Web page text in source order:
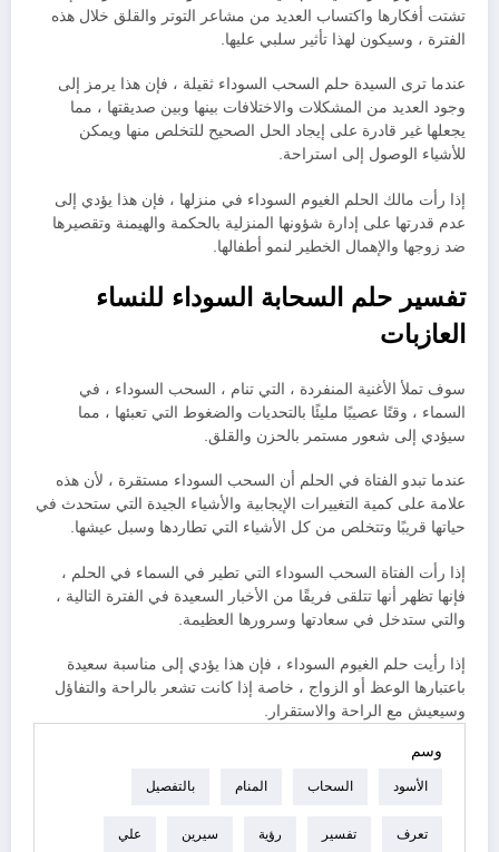
تشتت أفكارها واكتساب العديد من مشاعر التوتر والقلق خلال هذه
الفترة ، وسيكون لهذا تأثير سلبي عليها.
عندما ترى السيدة حلم السحب السوداء ثقيلة ، فإن هذا يرمز إلى
وجود العديد من المشكلات والاختلافات بينها وبين صديقتها ، مما
يجعلها غير قادرة على إيجاد الحل الصحيح للتخلص منها ويمكن
للأشياء الوصول إلى استراحة.
إذا رأت مالك الحلم الغيوم السوداء في منزلها ، فإن هذا يؤدي إلى
عدم قدرتها على إدارة شؤونها المنزلية بالحكمة والهيمنة وتقصيرها
ضد زوجها والإهمال الخطير لنمو أطفالها.
تفسير حلم السحابة السوداء للنساء
العازبات
سوف تملأ الأغنية المنفردة ، التي تنام ، السحب السوداء ، في
السماء ، وقتًا عصيبًا مليئًا بالتحديات والضغوط التي تعبئها ، مما
سيؤدي إلى شعور مستمر بالحزن والقلق.
عندما تبدو الفتاة في الحلم أن السحب السوداء مستقرة ، لأن هذه
علامة على كمية التغييرات الإيجابية والأشياء الجيدة التي ستحدث في
حياتها قريبًا وتتخلص من كل الأشياء التي تطاردها وسبل عيشها.
إذا رأت الفتاة السحب السوداء التي تطير في السماء في الحلم ،
فإنها تظهر أنها تتلقى فريقًا من الأخبار السعيدة في الفترة التالية ،
والتي ستدخل في سعادتها وسرورها العظيمة.
إذا رأيت حلم الغيوم السوداء ، فإن هذا يؤدي إلى مناسبة سعيدة
باعتبارها الوعظ أو الزواج ، خاصة إذا كانت تشعر بالراحة والتفاؤل
وسيعيش مع الراحة والاستقرار.
وسم
الأسود السحاب المنام بالتفصيل
تعرف تفسير رؤية سيرين علي